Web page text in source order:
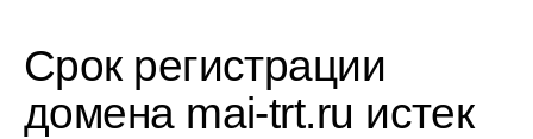
Срок регистрации
домена mai-trt.ru истек